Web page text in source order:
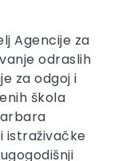
Agencije za
odraslih
za odgoj i
škola
istraživačke